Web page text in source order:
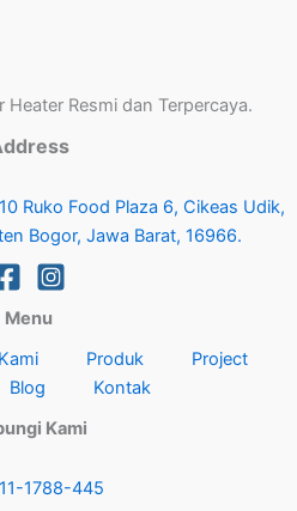
Resmi dan Terpercaya.
Ruko Food Plaza 6, Cikeas Udik,
Bogor, Jawa Barat, 16966.
Menu
Produk
Project
Blog
Kontak
Kami
1788-445